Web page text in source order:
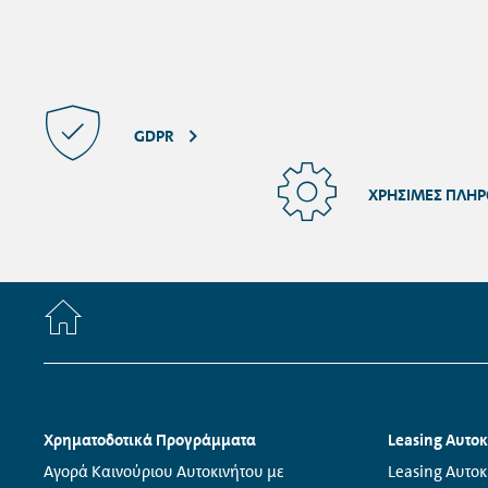
σας καθοδηγήσουμε για τα επόμενα
GDPR
ΧΡΉΣΙΜΕΣ
Πλοήγηση
υποσέλιδου
Χρηματοδοτικά Προγράμματα
Links:
Αγορά Καινούριου Αυτοκινήτου με
Leasing
Links:
Leasing